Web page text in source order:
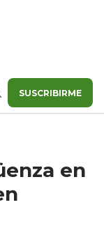
SUSCRIBIRME
en